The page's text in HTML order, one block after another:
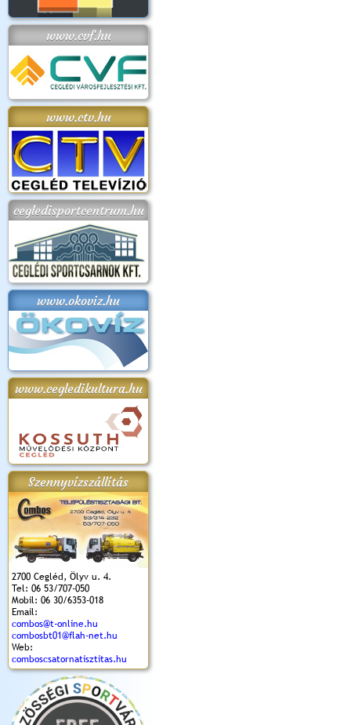
www.cvf.hu
www.ctv.hu
cegledisportcentrum.hu
www.okoviz.hu
www.cegledikultura.hu
Szennyvízszállítás
2700 Cegléd, Ölyv u. 4.
Tel: 06 53/707-050
Mobil: 06 30/6353-018
Email:
combos@t-online.hu
combosbt01@flah-net.hu
Web:
comboscsatornatisztitas.hu
2018.
Kossuth Toborzó
Ünnepély
Szent István Ünnepe
(2017. 08. 20.)